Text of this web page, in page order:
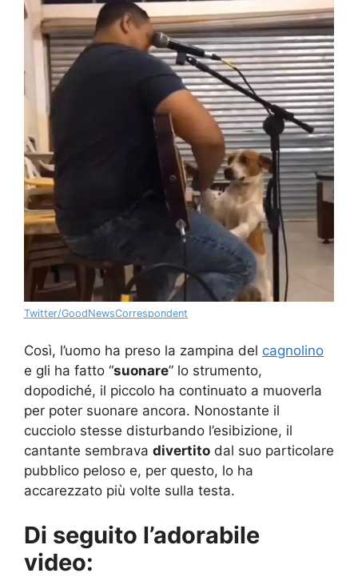
Twitter/GoodNewsCorrespondent
Così, l’uomo ha preso la zampina del cagnolino
e gli ha fatto “suonare” lo strumento,
dopodiché, il piccolo ha continuato a muoverla
per poter suonare ancora. Nonostante il
cucciolo stesse disturbando l’esibizione, il
cantante sembrava divertito dal suo particolare
pubblico peloso e, per questo, lo ha
accarezzato più volte sulla testa.
Di seguito l’adorabile
video: